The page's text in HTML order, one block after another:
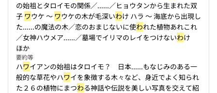
の始祖とタロイモの関係／......／ヒョウタンから生まれた双
子 ワ ウケ 〜 ワ ウケの木が毛深いわけ ハラ 〜 海底から出現し
た......の魔法の木／恋のおまじないに使われた植物あれこれ
／女神ハウメア......／墓場でイリマのレイをつけないわけ
ほか
要約等
ハワイアンの始祖はタロイモ？ 日本......もなじみのある一
般的な草花やハワイを象徴する木々など、身近でよく知られ
た２６の植物にまつわる神話や伝説を美しい写真を交えて紹